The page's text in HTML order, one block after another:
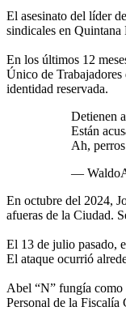
El asesinato del líder
sindicales en Quintana
En los últimos 12
Único de
identidad reservada.
Detienen
Están
Ah,
—
En octubre del 2024,
afueras de la Ciudad.
El 13 de julio pasado,
El ataque ocurrió
Abel “N” fungía como
Personal de la Fiscalía